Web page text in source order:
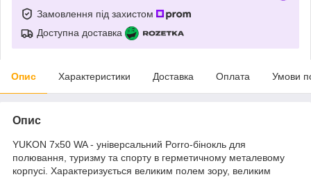
Замовлення під захистом
Доступна доставка
Опис Характеристики Доставка Оплата Умови
Опис
YUKON 7x50 WA - універсальний Porro-бінокль для
полювання, туризму та спорту в герметичному металевому
корпусі. Характеризується великим полем зору, великим